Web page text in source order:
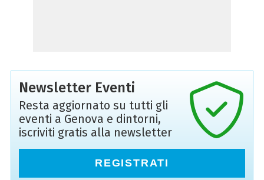
Newsletter Eventi
Resta aggiornato su tutti gli
eventi a Genova e dintorni,
iscriviti gratis alla newsletter
REGISTRATI